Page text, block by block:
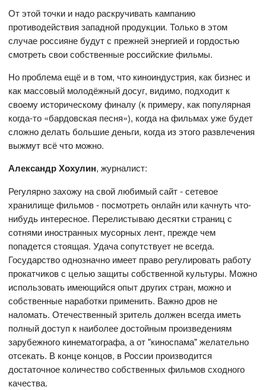
От этой точки и надо раскручивать кампанию
противодействия западной продукции. Только в этом
случае россияне будут с прежней энергией и гордостью
смотреть свои собственные российские фильмы.
Но проблема ещё и в том, что киноиндустрия, как бизнес и
как массовый молодёжный досуг, видимо, подходит к
своему историческому финалу (к примеру, как популярная
когда-то «бардовская песня»), когда на фильмах уже будет
сложно делать большие деньги, когда из этого развлечения
выжмут всё что можно.
АлександрХохулин, журналист:
Регулярно захожу на свой любимый сайт - сетевое
хранилище фильмов - посмотреть онлайн или качнуть что-
нибудь интересное. Перелистываю десятки страниц с
сотнями иностранных мусорных лент, прежде чем
попадется стоящая. Удача сопутствует не всегда.
Государство однозначно имеет право регулировать работу
прокатчиков с целью защиты собственной культуры. Можно
использовать имеющийся опыт других стран, можно и
собственные наработки применить. Важно дров не
наломать. Отечественный зритель должен всегда иметь
полный доступ к наиболее достойным произведениям
зарубежного кинематографа, а от "киноспама" желательно
отсекать. В конце концов, в России производится
достаточное количество собственных фильмов сходного
качества.